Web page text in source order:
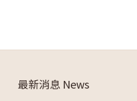
最新消息 News